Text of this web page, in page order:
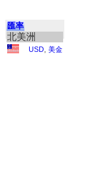
匯率
北美洲
USD 美金